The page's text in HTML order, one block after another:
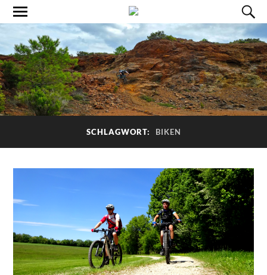
SCHLAGWORT: BIKEN